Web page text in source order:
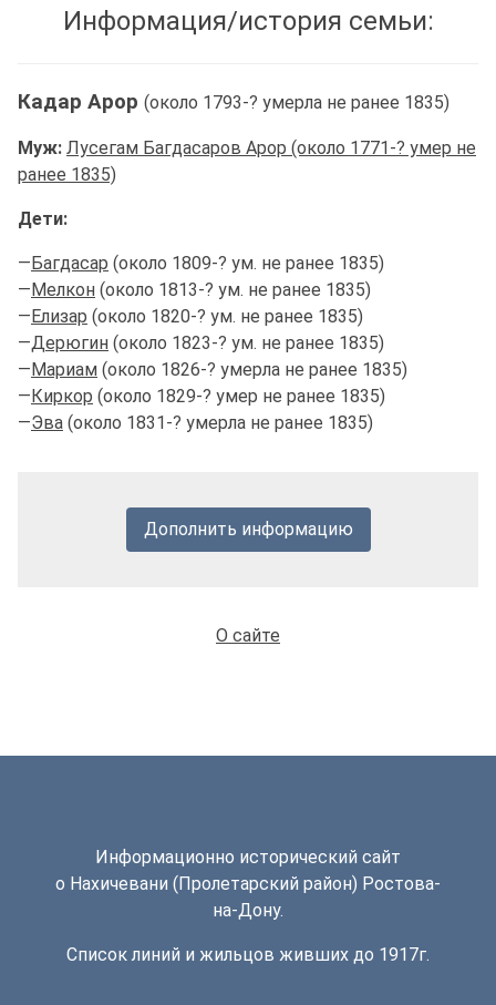
Информация/история семьи:
Кадар Арор (около 1793-? умерла не ранее 1835)
Муж: Лусегам Багдасаров Арор (около 1771-? умер не
ранее 1835)
Дети:
—Багдасар (около 1809-? ум. не ранее 1835)
—Мелкон (около 1813-? ум. не ранее 1835)
—Елизар (около 1820-? ум. не ранее 1835)
—Дерюгин (около 1823-? ум. не ранее 1835)
—Мариам (около 1826-? умерла не ранее 1835)
—Киркор (около 1829-? умер не ранее 1835)
—Эва (около 1831-? умерла не ранее 1835)
Дополнить информацию
О сайте
Информационно исторический сайт
о Нахичевани (Пролетарский район) Ростова-
на-Дону.
Список линий и жильцов живших до 1917г.